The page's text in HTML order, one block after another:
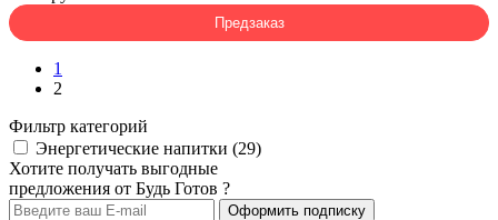
Предзаказ
1
2
Фильтр категорий
Энергетические напитки (29)
Хотите получать выгодные
предложения от Будь Готов ?
Оформить подписку